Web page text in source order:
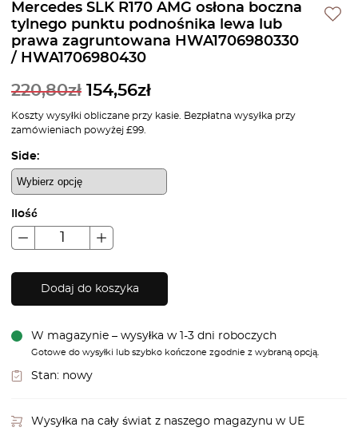
Mercedes SLK R170 AMG osłona boczna
tylnego punktu podnośnika lewa lub
prawa zagruntowana HWA1706980330
/ HWA1706980430
220,80zł 154,56zł
Koszty wysyłki obliczane przy kasie. Bezpłatna wysyłka przy
zamówieniach powyżej £99.
Side:
Ilość
Dodaj do koszyka
W magazynie – wysyłka w 1-3 dni roboczych
Gotowe do wysyłki lub szybko kończone zgodnie z wybraną opcją.
Stan: nowy
Wysyłka na cały świat z naszego magazynu w UE